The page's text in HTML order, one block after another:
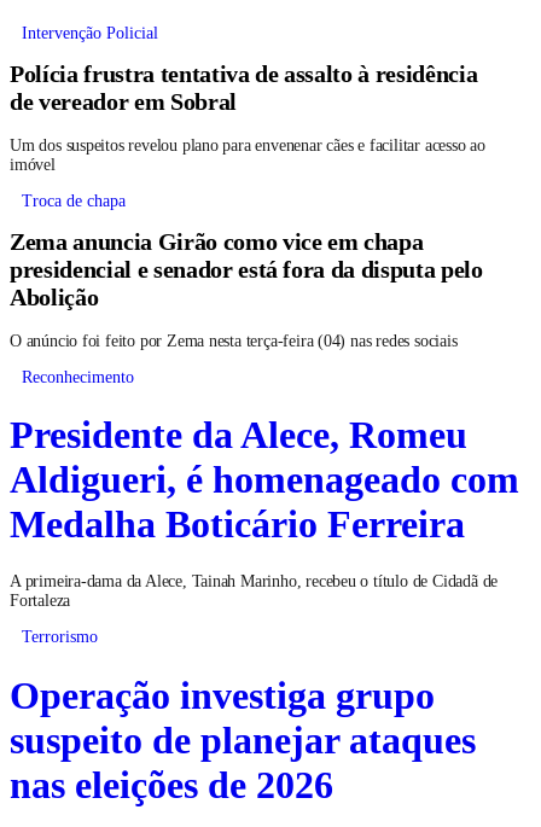
Intervenção Policial
Polícia frustra tentativa de assalto à residência
de vereador em Sobral
Um dos suspeitos revelou plano para envenenar cães e facilitar acesso ao
imóvel
Troca de chapa
Zema anuncia Girão como vice em chapa
presidencial e senador está fora da disputa pelo
Abolição
O anúncio foi feito por Zema nesta terça-feira (04) nas redes sociais
Reconhecimento
Presidente da Alece, Romeu
Aldigueri, é homenageado com
Medalha Boticário Ferreira
A primeira-dama da Alece, Tainah Marinho, recebeu o título de Cidadã de
Fortaleza
Terrorismo
Operação investiga grupo
suspeito de planejar ataques
nas eleições de 2026